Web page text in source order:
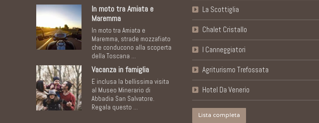
In moto tra Amiata e
Maremma
In moto tra Amiata e
Maremma, strade mozzafiato
che conducono alla scoperta
della Toscana ...
Vacanza in famiglia
E inclusa la bellissima visita
al Museo Minerario di
Abbadia San Salvatore.
Regala questo ...
La Scottiglia
Chalet Cristallo
I Canneggiatori
Agriturismo Trefossata
Hotel Da Venerio
Lista completa